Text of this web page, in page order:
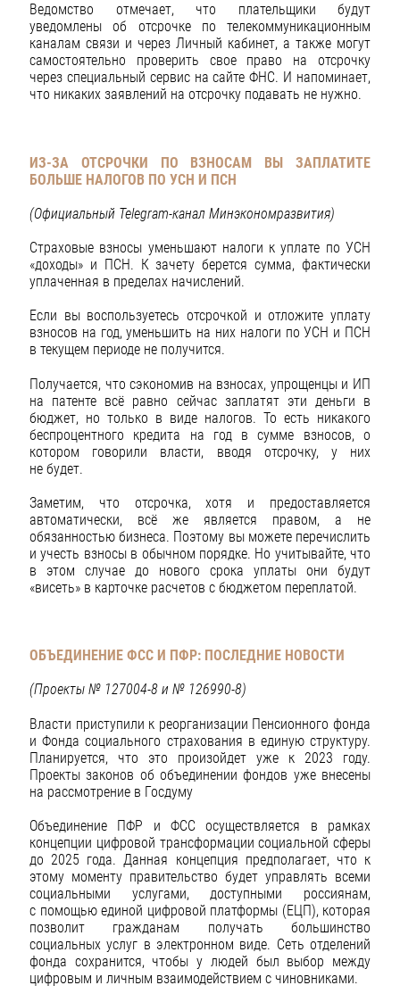
Ведомство отмечает, что плательщики будут
уведомлены об отсрочке по телекоммуникационным
каналам связи и через Личный кабинет, а также могут
самостоятельно проверить свое право на отсрочку
через специальный сервис на сайте ФНС. И напоминает,
что никаких заявлений на отсрочку подавать не нужно.
ИЗ-ЗА ОТСРОЧКИ ПО ВЗНОСАМ ВЫ ЗАПЛАТИТЕ
БОЛЬШЕ НАЛОГОВ ПО УСН И ПСН
(Официальный Telegram-канал Минэкономразвития)
Страховые взносы уменьшают налоги к уплате по УСН
«доходы» и ПСН. К зачету берется сумма, фактически
уплаченная в пределах начислений.
Если вы воспользуетесь отсрочкой и отложите уплату
взносов на год, уменьшить на них налоги по УСН и ПСН
в текущем периоде не получится.
Получается, что сэкономив на взносах, упрощенцы и ИП
на патенте всё равно сейчас заплатят эти деньги в
бюджет, но только в виде налогов. То есть никакого
беспроцентного кредита на год в сумме взносов, о
котором говорили власти, вводя отсрочку, у них
не будет.
Заметим, что отсрочка, хотя и предоставляется
автоматически, всё же является правом, а не
обязанностью бизнеса. Поэтому вы можете перечислить
и учесть взносы в обычном порядке. Но учитывайте, что
в этом случае до нового срока уплаты они будут
«висеть» в карточке расчетов с бюджетом переплатой.
ОБЪЕДИНЕНИЕ ФСС И ПФР: ПОСЛЕДНИЕ НОВОСТИ
(Проекты № 127004-8 и № 126990-8)
Власти приступили к реорганизации Пенсионного фонда
и Фонда социального страхования в единую структуру.
Планируется, что это произойдет уже к 2023 году.
Проекты законов об объединении фондов уже внесены
на рассмотрение в Госдуму
Объединение ПФР и ФСС осуществляется в рамках
концепции цифровой трансформации социальной сферы
до 2025 года. Данная концепция предполагает, что к
этому моменту правительство будет управлять всеми
социальными услугами, доступными россиянам,
с помощью единой цифровой платформы (ЕЦП), которая
позволит гражданам получать большинство
социальных услуг в электронном виде. Сеть отделений
фонда сохранится, чтобы у людей был выбор между
цифровым и личным взаимодействием с чиновниками.